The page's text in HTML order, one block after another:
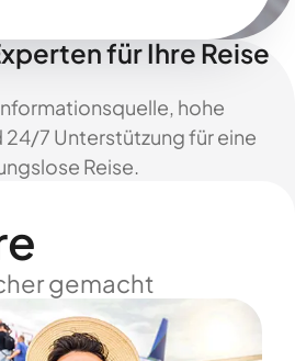
für Ihre Reise
hohe
7 Unterstützung für eine
Reise.
gemacht